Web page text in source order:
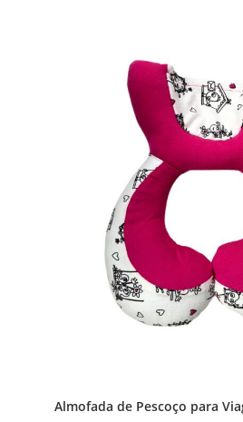
Almofada de Pescoço para